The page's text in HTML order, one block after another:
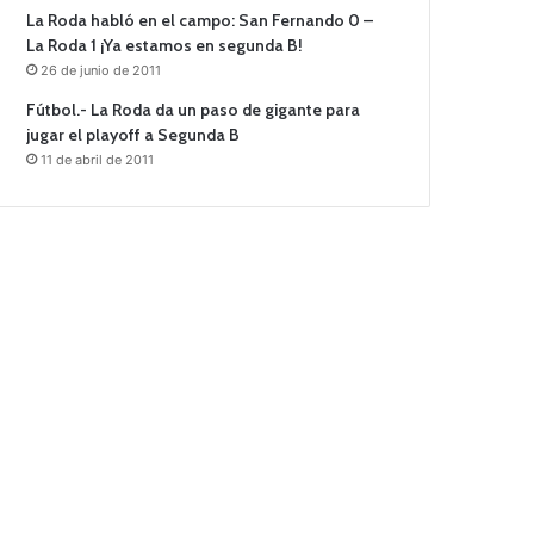
La Roda habló en el campo: San Fernando 0 –
La Roda 1 ¡Ya estamos en segunda B!
26 de junio de 2011
Fútbol.- La Roda da un paso de gigante para
jugar el playoff a Segunda B
11 de abril de 2011